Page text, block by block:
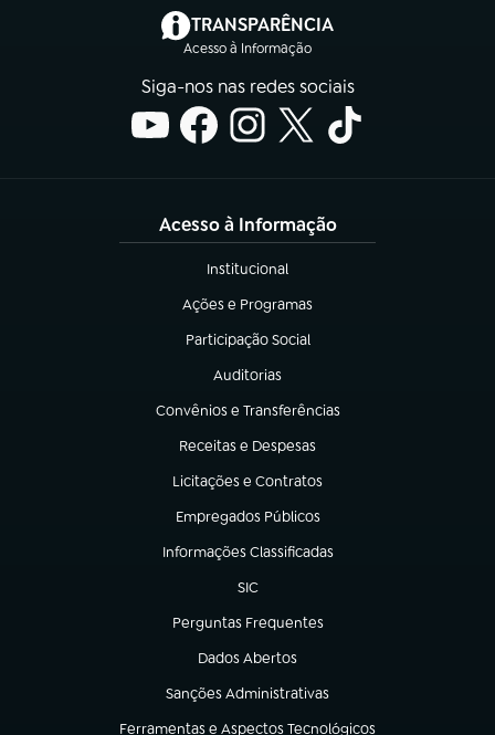
TRANSPARÊNCIA
Acesso à Informação
(abre em nova aba)
Siga-nos nas redes sociais
Acesso à Informação
Institucional
(abre em nova aba)
Ações e Programas
(abre em nova aba)
Participação Social
(abre em nova aba)
Auditorias
(abre em nova aba)
Convênios e Transferências
(abre em nova aba)
Receitas e Despesas
(abre em nova aba)
Licitações e Contratos
(abre em nova aba)
Empregados Públicos
(abre em nova aba)
Informações Classificadas
(abre em nova aba)
SIC
(abre em nova aba)
Perguntas Frequentes
(abre em nova aba)
Dados Abertos
(abre em nova aba)
Sanções Administrativas
(abre em nova aba)
Ferramentas e Aspectos Tecnológicos